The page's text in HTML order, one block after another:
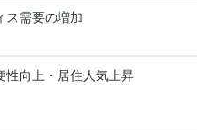
ス需要の増加
性向上・居住人気上昇